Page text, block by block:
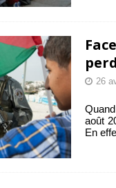
26
août
En